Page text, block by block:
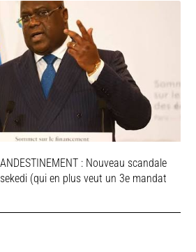
: Nouveau scandale
(qui en plus veut un 3e mandat